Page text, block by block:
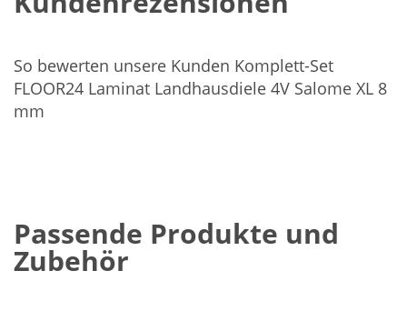
So bewerten unsere Kunden Komplett-Set
FLOOR24 Laminat Landhausdiele 4V Salome XL 8
mm
Passende Produkte und
Zubehör